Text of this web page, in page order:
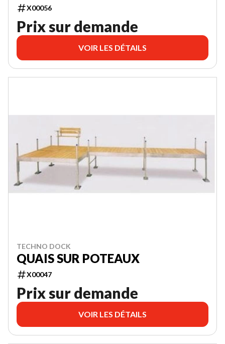
X00056
Prix sur demande
VOIR LES DÉTAILS
TECHNO DOCK
QUAIS SUR POTEAUX
X00047
Prix sur demande
VOIR LES DÉTAILS